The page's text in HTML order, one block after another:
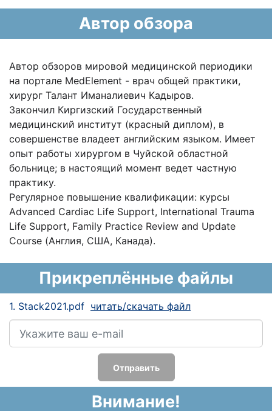
Автор обзора
Автор обзоров мировой медицинской периодики
на портале MedElement - врач общей практики,
хирург Талант Иманалиевич Кадыров.
Закончил Киргизский Государственный
медицинский институт (красный диплом), в
совершенстве владеет английским языком. Имеет
опыт работы хирургом в Чуйской областной
больнице; в настоящий момент ведет частную
практику.
Регулярное повышение квалификации: курсы
Advanced Cardiac Life Support, International Trauma
Life Support, Family Practice Review and Update
Course (Англия, США, Канада).
Прикреплённые файлы
1. Stack2021.pdf читать/скачать файл
Отправить
Внимание!